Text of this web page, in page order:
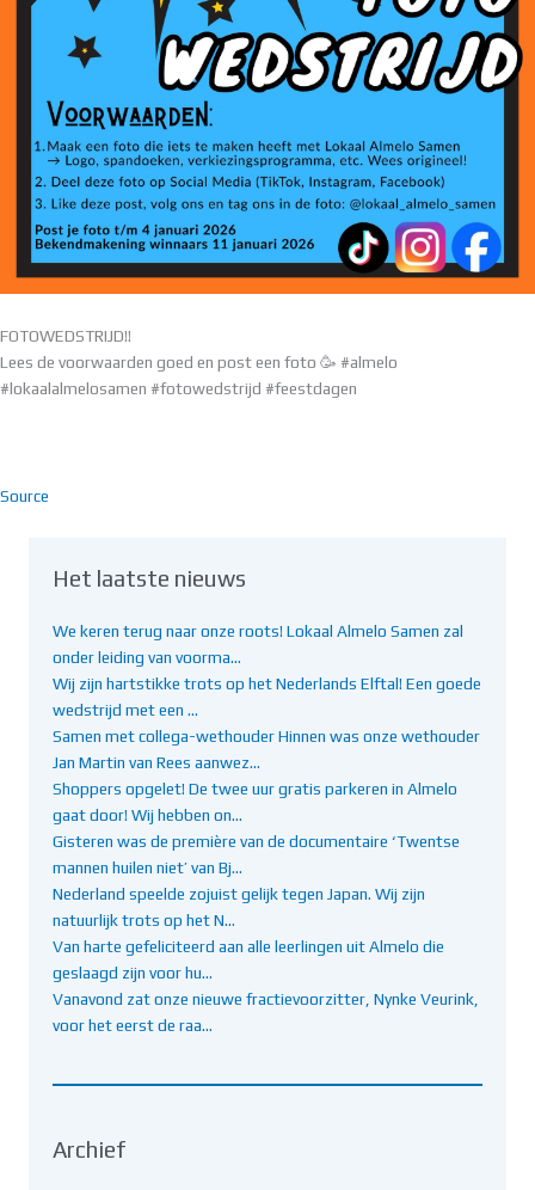
FOTOWEDSTRIJD!!
Lees de voorwaarden goed en post een foto 🥳 #almelo
#lokaalalmelosamen #fotowedstrijd #feestdagen
Source
Het laatste nieuws
We keren terug naar onze roots! Lokaal Almelo Samen zal
onder leiding van voorma…
Wij zijn hartstikke trots op het Nederlands Elftal! Een goede
wedstrijd met een …
Samen met collega-wethouder Hinnen was onze wethouder
Jan Martin van Rees aanwez…
Shoppers opgelet! De twee uur gratis parkeren in Almelo
gaat door! Wij hebben on…
Gisteren was de première van de documentaire ‘Twentse
mannen huilen niet’ van Bj…
Nederland speelde zojuist gelijk tegen Japan. Wij zijn
natuurlijk trots op het N…
Van harte gefeliciteerd aan alle leerlingen uit Almelo die
geslaagd zijn voor hu…
Vanavond zat onze nieuwe fractievoorzitter, Nynke Veurink,
voor het eerst de raa…
Archief